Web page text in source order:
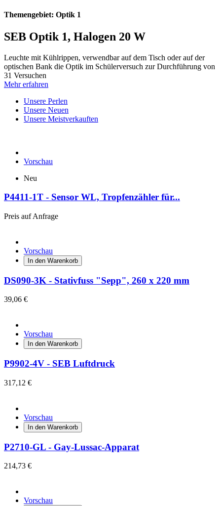
Themengebiet: Optik 1
SEB Optik 1, Halogen 20 W
Leuchte mit Kühlrippen, verwendbar auf dem Tisch oder auf der
optischen Bank die Optik im Schülerversuch zur Durchführung von
31 Versuchen
Mehr erfahren
Unsere Perlen
Unsere Neuen
Unsere Meistverkauften
Vorschau
Neu
P4411-1T - Sensor WL, Tropfenzähler für...
Preis auf Anfrage
Vorschau
In den Warenkorb
DS090-3K - Stativfuss "Sepp", 260 x 220 mm
39,06 €
Vorschau
In den Warenkorb
P9902-4V - SEB Luftdruck
317,12 €
Vorschau
In den Warenkorb
P2710-GL - Gay-Lussac-Apparat
214,73 €
Vorschau